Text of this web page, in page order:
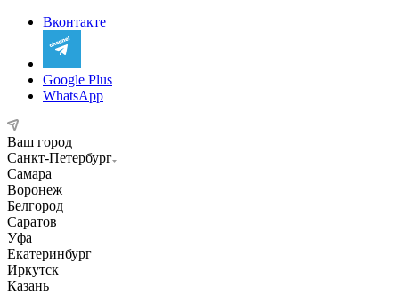
Вконтакте
Google Plus
WhatsApp
Ваш город
Санкт-Петербург
Самара
Воронеж
Белгород
Саратов
Уфа
Екатеринбург
Иркутск
Казань